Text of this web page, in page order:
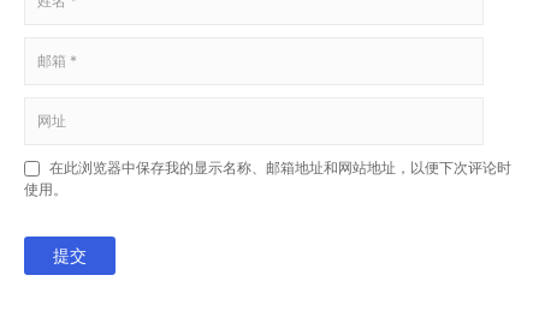
在此浏览器中保存我的显示名称、邮箱地址和网站地址，以便下次评论时
使用。
提交